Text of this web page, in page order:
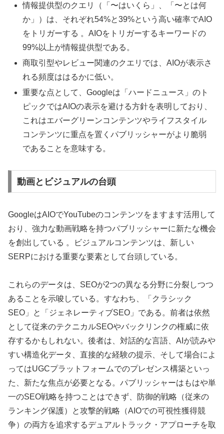
情報提供型のクエリ（「〜はいくら」、「〜とは何
か」）は、それぞれ54%と39%という高い確率でAIO
をトリガーする 。AIOをトリガーするキーワードの
99%以上が情報提供型である。
商取引型やレビュー関連のクエリでは、AIOが表示さ
れる頻度ははるかに低い。
重要な点として、Googleは「ハードニュース」のト
ピックではAIOの表示を避ける方針を表明しており、
これはエバーグリーンコンテンツやライフスタイル
コンテンツに重点を置くパブリッシャーがより脆弱
であることを意味する。
動画とビジュアルの台頭
GoogleはAIOでYouTubeのコンテンツをますます活用して
おり、強力な動画戦略を持つパブリッシャーに新たな機会
を創出している 。ビジュアルコンテンツは、新しい
SERPにおける重要な要素として台頭している。
これらのデータは、SEOが2つの異なる分野に分裂しつつ
あることを示唆している。すなわち、「クラシック
SEO」と「ジェネレーティブSEO」である。前者は依然
として従来のテクニカルSEOやバックリンクの権威に依
存するかもしれない。後者は、対話的な言語、AIが読みや
すい構造化データ、直接的な経験の提示、そして場合によ
ってはUGCプラットフォームでのプレゼンス構築といっ
た、新たな焦点が必要となる。パブリッシャーはもはや単
一のSEO戦略を持つことはできず、防御的戦略（従来の
ランキング保護）と攻撃的戦略（AIOでの可視性獲得競
争）の両方を追求するデュアルトラック・アプローチを取